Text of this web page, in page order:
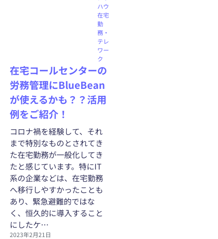
ハウ
在宅
勤
務・
テレ
ワー
ク
在宅コールセンターの
労務管理にBlueBean
が使えるかも？？活用
例をご紹介！
コロナ禍を経験して、それ
まで特別なものとされてき
た在宅勤務が一般化してき
たと感じています。特にIT
系の企業などは、在宅勤務
へ移行しやすかったことも
あり、緊急避難的ではな
く、恒久的に導入すること
にしたケ…
2023年2月21日